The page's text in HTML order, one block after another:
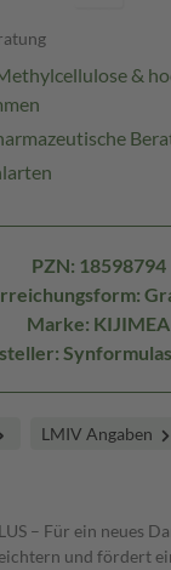
&
PZN: 18598794
Marke: KIJIMEA
LMIV Angaben
– Für ein neues
und fördert